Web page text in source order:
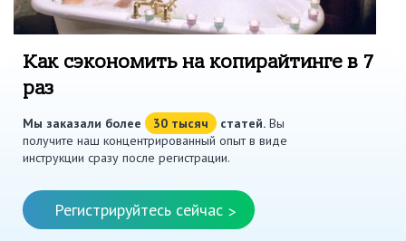
Как сэкономить на копирайтинге в 7
раз
Мы заказали более 30 тысяч статей. Вы
получите наш концентрированный опыт в виде
инструкции сразу после регистрации.
Регистрируйтесь сейчас >